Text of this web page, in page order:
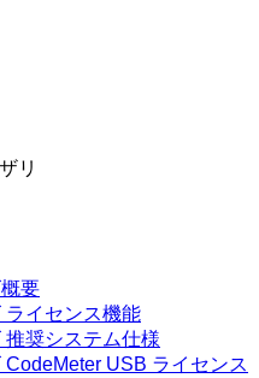
リ
要
ライセンス機能
奨システム仕様
USB ライセンス